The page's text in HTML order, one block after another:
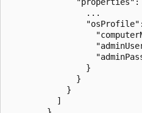
                ...
                }
              }
            }
          ]